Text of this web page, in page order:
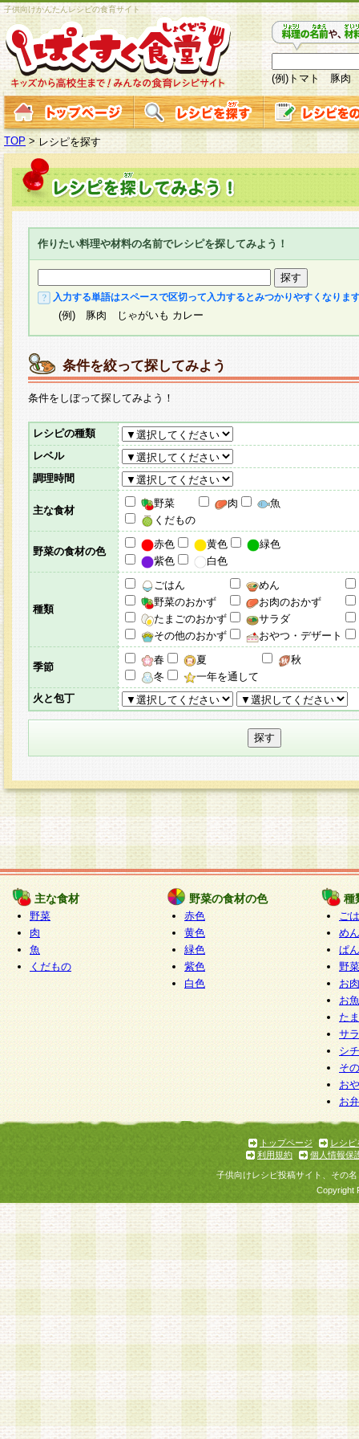
子供向けかんたんレシピの食育サイト
(例)トマト 豚肉
TOP > レシピを探す
作りたい料理や材料の名前でレシピを探してみよう！
入力する単語はスペースで区切って入力するとみつかりやすくなりま
(例) 豚肉 じゃがいも カレー
条件を絞って探してみよう
条件をしぼって探してみよう！
レシピの種類
レベル
調理時間
主な食材
野菜 肉
魚
くだもの
野菜の食材の色
赤色 黄色
緑色
紫色
白色
種類
ごはん
めん
野菜のおかず
お肉のおかず
たまごのおかず
サラダ
その他のおかず
おやつ・デザート
季節
春 夏
秋
冬
一年を通して
火と包丁
主な食材
野菜
肉
魚
くだもの
野菜の食材の色
赤色
黄色
緑色
紫色
白色
種
ご
めん
ぱん
野
お
お
た
サ
シ
そ
お
お
トップページ
レシピ
利用規約
個人情報保
子供向けレシピ投稿サイト、その
Copyright